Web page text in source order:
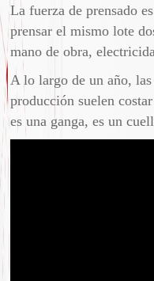
La fuerza de prensado
prensar el mismo lote
mano de obra,
A lo largo de un año,
producción suelen
es una ganga, es un